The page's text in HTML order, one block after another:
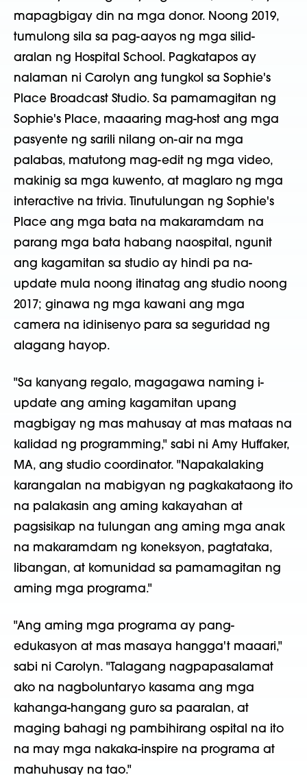
mapagbigay din na mga donor. Noong 2019,
tumulong sila sa pag-aayos ng mga silid-
aralan ng Hospital School. Pagkatapos ay
nalaman ni Carolyn ang tungkol sa Sophie's
Place Broadcast Studio. Sa pamamagitan ng
Sophie's Place, maaaring mag-host ang mga
pasyente ng sarili nilang on-air na mga
palabas, matutong mag-edit ng mga video,
makinig sa mga kuwento, at maglaro ng mga
interactive na trivia. Tinutulungan ng Sophie's
Place ang mga bata na makaramdam na
parang mga bata habang naospital, ngunit
ang kagamitan sa studio ay hindi pa na-
update mula noong itinatag ang studio noong
2017; ginawa ng mga kawani ang mga
camera na idinisenyo para sa seguridad ng
alagang hayop.
"Sa kanyang regalo, magagawa naming i-
update ang aming kagamitan upang
magbigay ng mas mahusay at mas mataas na
kalidad ng programming," sabi ni Amy Huffaker,
MA, ang studio coordinator. "Napakalaking
karangalan na mabigyan ng pagkakataong ito
na palakasin ang aming kakayahan at
pagsisikap na tulungan ang aming mga anak
na makaramdam ng koneksyon, pagtataka,
libangan, at komunidad sa pamamagitan ng
aming mga programa."
"Ang aming mga programa ay pang-
edukasyon at mas masaya hangga't maaari,"
sabi ni Carolyn. "Talagang nagpapasalamat
ako na nagboluntaryo kasama ang mga
kahanga-hangang guro sa paaralan, at
maging bahagi ng pambihirang ospital na ito
na may mga nakaka-inspire na programa at
mahuhusay na tao."